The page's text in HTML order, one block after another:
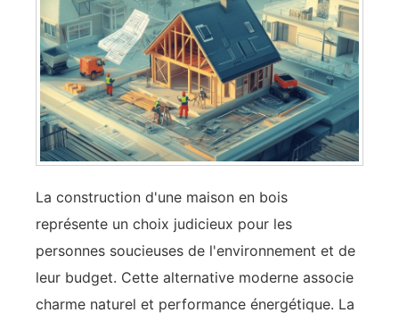
La construction d'une maison en bois
représente un choix judicieux pour les
personnes soucieuses de l'environnement et de
leur budget. Cette alternative moderne associe
charme naturel et performance énergétique. La